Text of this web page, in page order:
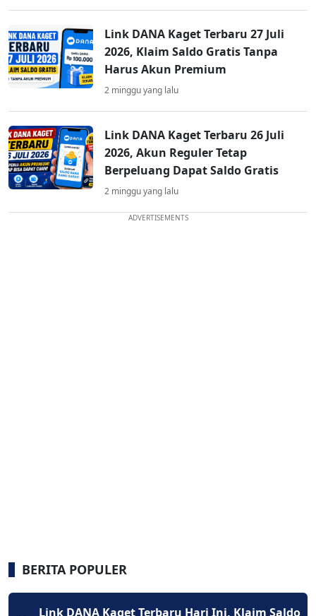
Link DANA Kaget Terbaru 27 Juli
2026, Klaim Saldo Gratis Tanpa
Harus Akun Premium
2 minggu yang lalu
Link DANA Kaget Terbaru 26 Juli
2026, Akun Reguler Tetap
Berpeluang Dapat Saldo Gratis
2 minggu yang lalu
ADVERTISEMENTS
BERITA POPULER
Link DANA Kaget Terbaru Hari Ini, Klaim Saldo